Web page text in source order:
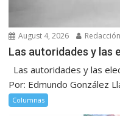
August 4, 2026 Redacción
Las autoridades y las
Las autoridades y las
Por: Edmundo González
Columnas